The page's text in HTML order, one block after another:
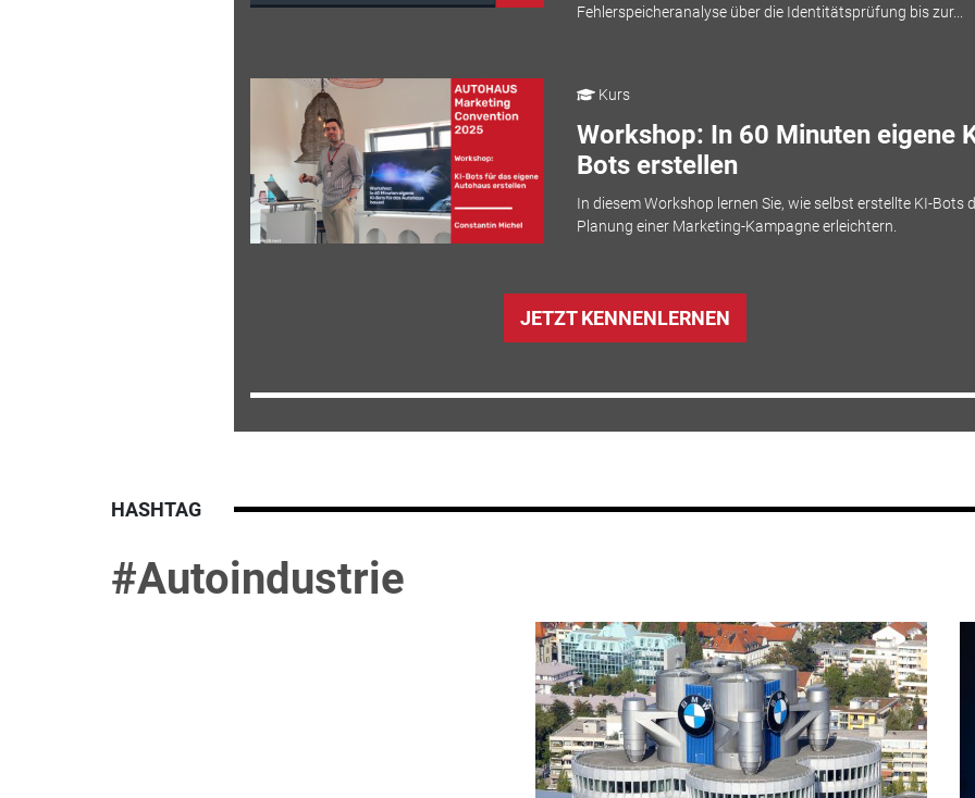
Fehlerspeicheranalyse über die Identitätsprüfung bis zur...
Kurs
Workshop: In 60 Minuten eigene
Bots erstellen
In diesem Workshop lernen Sie, wie selbst erstellte KI-Bots
Planung einer Marketing-Kampagne erleichtern.
JETZT KENNENLERNEN
HASHTAG
#Autoindustrie